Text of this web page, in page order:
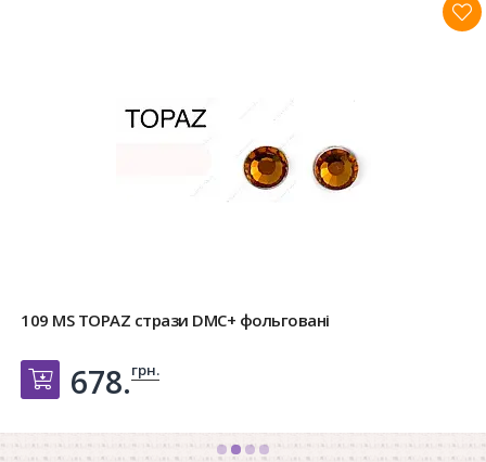
109 MS TOPAZ стрази DMC+ фольговані
Добавить в корзину
678.грн.